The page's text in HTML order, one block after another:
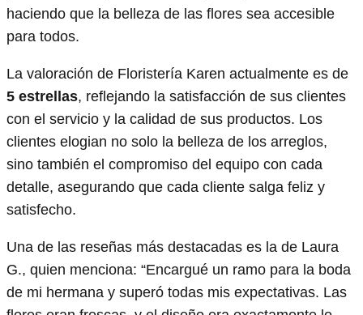
haciendo que la belleza de las flores sea accesible
para todos.
La valoración de Floristería Karen actualmente es de
5 estrellas, reflejando la satisfacción de sus clientes
con el servicio y la calidad de sus productos. Los
clientes elogian no solo la belleza de los arreglos,
sino también el compromiso del equipo con cada
detalle, asegurando que cada cliente salga feliz y
satisfecho.
Una de las reseñas más destacadas es la de Laura
G., quien menciona: “Encargué un ramo para la boda
de mi hermana y superó todas mis expectativas. Las